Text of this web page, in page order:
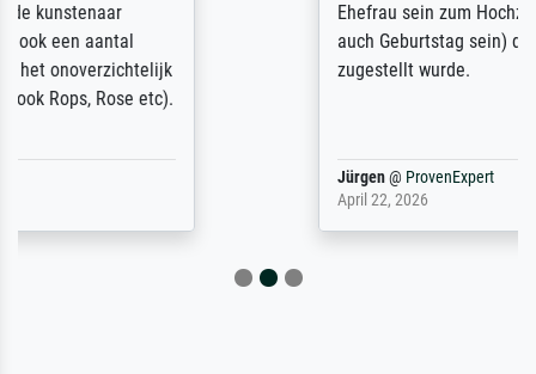
Ehefrau sein zum Hochzeits- gleichzeitig
auch Geburtstag sein) doch nach zu Hause
zugestellt wurde.